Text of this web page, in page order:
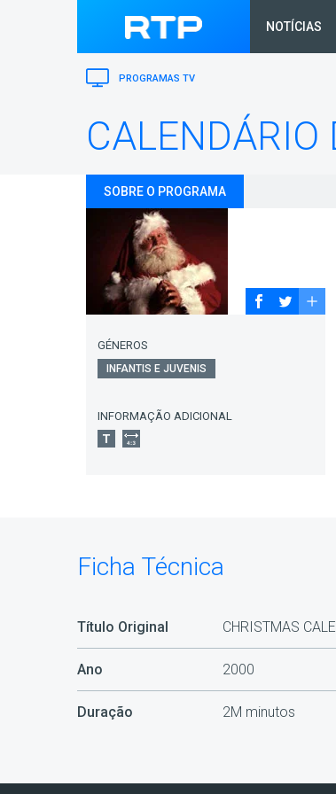
NOTÍCIAS
PROGRAMAS TV
CALENDÁRIO
SOBRE O PROGRAMA
GÉNEROS
INFANTIS E JUVENIS
INFORMAÇÃO ADICIONAL
Ficha Técnica
Título Original CHRISTMAS
Ano 2000
Duração 2M minutos